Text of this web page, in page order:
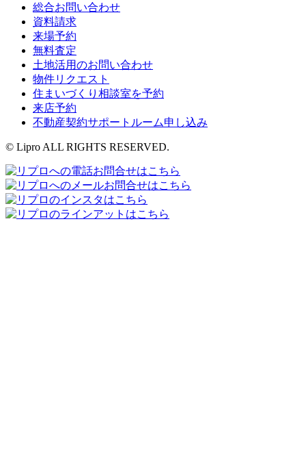
総合お問い合わせ
資料請求
来場予約
無料査定
土地活用のお問い合わせ
物件リクエスト
住まいづくり相談室を予約
来店予約
不動産契約サポートルーム申し込み
© Lipro ALL RIGHTS RESERVED.